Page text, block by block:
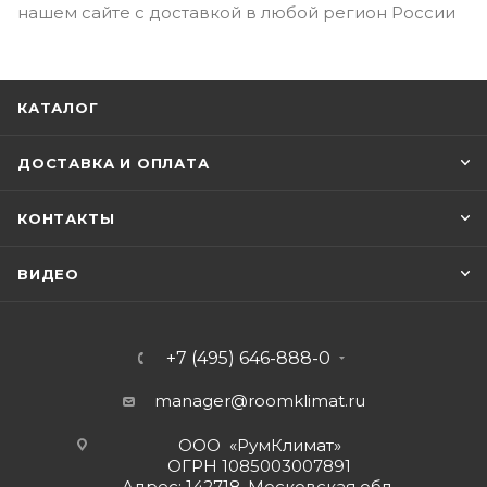
нашем сайте с доставкой в любой регион России
КАТАЛОГ
ДОСТАВКА И ОПЛАТА
КОНТАКТЫ
ВИДЕО
+7 (495) 646-888-0
manager@roomklimat.ru
ООО «РумКлимат»
ОГРН 1085003007891